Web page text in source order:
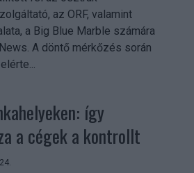
az ORF, valamint
a Big Blue Marble számára
News. A döntő mérkőzés során
így
a cégek a kontrollt